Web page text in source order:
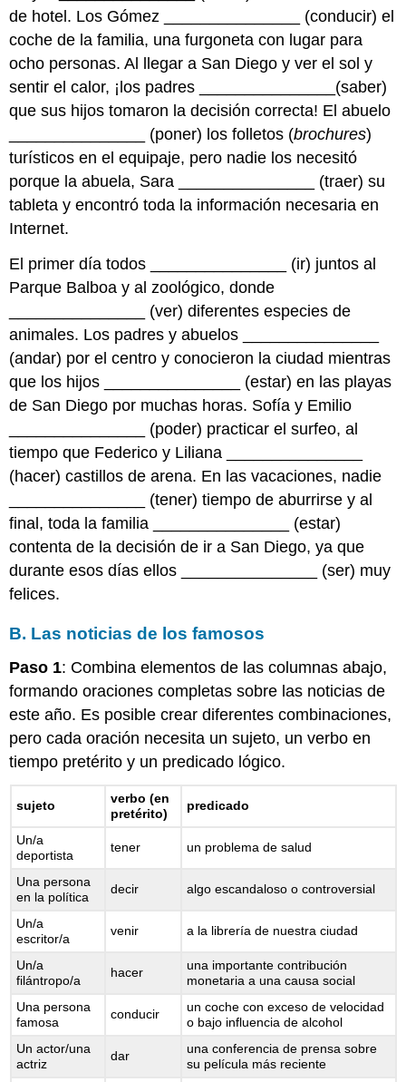
de hotel. Los Gómez _______________ (conducir) el
coche de la familia, una furgoneta con lugar para
ocho personas. Al llegar a San Diego y ver el sol y
sentir el calor, ¡los padres _______________(saber)
que sus hijos tomaron la decisión correcta! El abuelo
_______________ (poner) los folletos (brochures)
turísticos en el equipaje, pero nadie los necesitó
porque la abuela, Sara _______________ (traer) su
tableta y encontró toda la información necesaria en
Internet.
El primer día todos _______________ (ir) juntos al
Parque Balboa y al zoológico, donde
_______________ (ver) diferentes especies de
animales. Los padres y abuelos _______________
(andar) por el centro y conocieron la ciudad mientras
que los hijos _______________ (estar) en las playas
de San Diego por muchas horas. Sofía y Emilio
_______________ (poder) practicar el surfeo, al
tiempo que Federico y Liliana _______________
(hacer) castillos de arena. En las vacaciones, nadie
_______________ (tener) tiempo de aburrirse y al
final, toda la familia _______________ (estar)
contenta de la decisión de ir a San Diego, ya que
durante esos días ellos _______________ (ser) muy
felices.
B. Las noticias de los famosos
Paso 1: Combina elementos de las columnas abajo,
formando oraciones completas sobre las noticias de
este año. Es posible crear diferentes combinaciones,
pero cada oración necesita un sujeto, un verbo en
tiempo pretérito y un predicado lógico.
sujeto
verbo (en
pretérito)
predicado
Un/a
deportista
tener un problema de salud
Una persona
en la política
decir algo escandaloso o controversial
Un/a
escritor/a
venir a la librería de nuestra ciudad
Un/a
filántropo/a
hacer
una importante contribución
monetaria a una causa social
Una persona
famosa
conducir
un coche con exceso de velocidad
o bajo influencia de alcohol
Un actor/una
actriz
dar
una conferencia de prensa sobre
su película más reciente